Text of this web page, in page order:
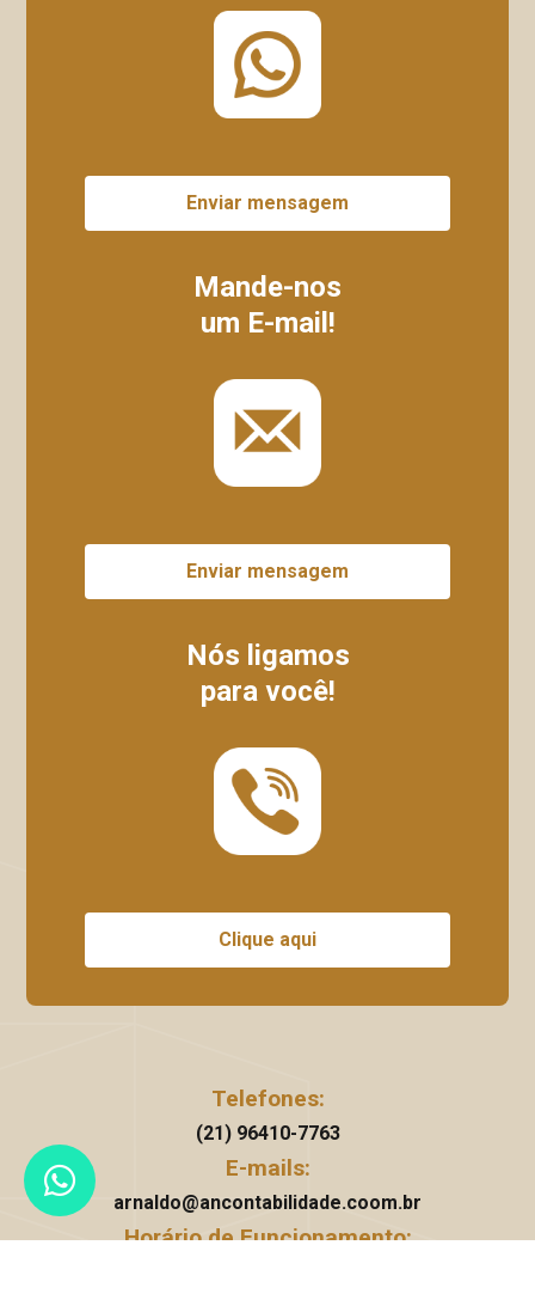
Enviar mensagem
Mande-nos
um E-mail!
Enviar mensagem
Nós ligamos
para você!
Clique aqui
Telefones:
(21) 96410-7763
E-mails:
arnaldo@ancontabilidade.coom.br
Horário de Funcionamento: